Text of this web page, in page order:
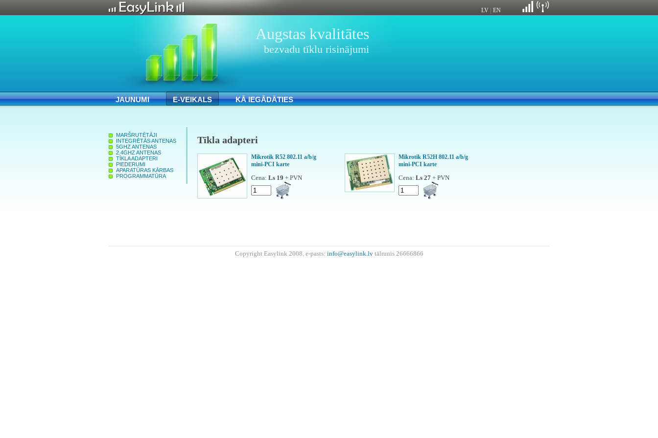
LV | EN
Augstas kvalitātes
bezvadu tīklu risinājumi
JAUNUMI E-VEIKALS KĀ IEGĀDĀTIES
MARŠRUTĒTĀJI
INTEGRĒTĀS ANTENAS
5GHZ ANTENAS
2.4GHZ ANTENAS
TĪKLA ADAPTERI
PIEDERUMI
APARATŪRAS KĀRBAS
PROGRAMMATŪRA
Tīkla adapteri
Mikrotik R52 802.11 a/b/g
mini-PCI karte
Cena: Ls 19 + PVN
Mikrotik R52H 802.11 a/b/g
mini-PCI karte
Cena: Ls 27 + PVN
Copyright Easylink 2008, e-pasts: info@easylink.lvtālrunis 26666866